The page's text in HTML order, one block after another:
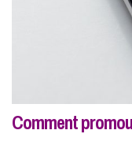
Comment